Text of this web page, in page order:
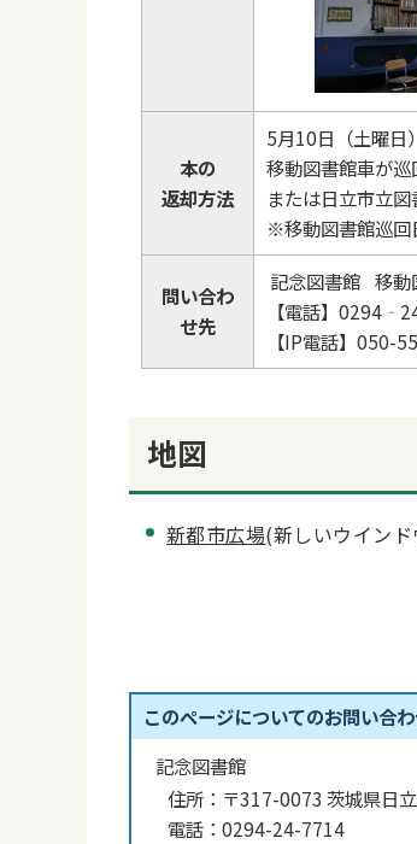
本の
返却方法
5月10日（土曜日
移動図書館車が巡
または日立市立
※移動図書館巡回
問い合わ
せ先
記念図書館 移動
【電話】
【IP電話】050-
地図
新都市広場(新しいウイン
このページについてのお問い合
記念図書館
住所： 〒317-0073 茨城県日
電話： 0294-24-7714